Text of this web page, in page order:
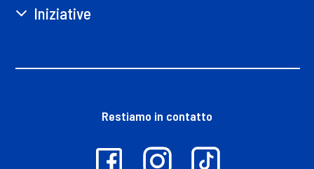
Iniziative
Restiamo in contatto